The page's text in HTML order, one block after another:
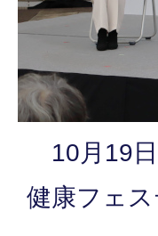
10月19日
健康フェ